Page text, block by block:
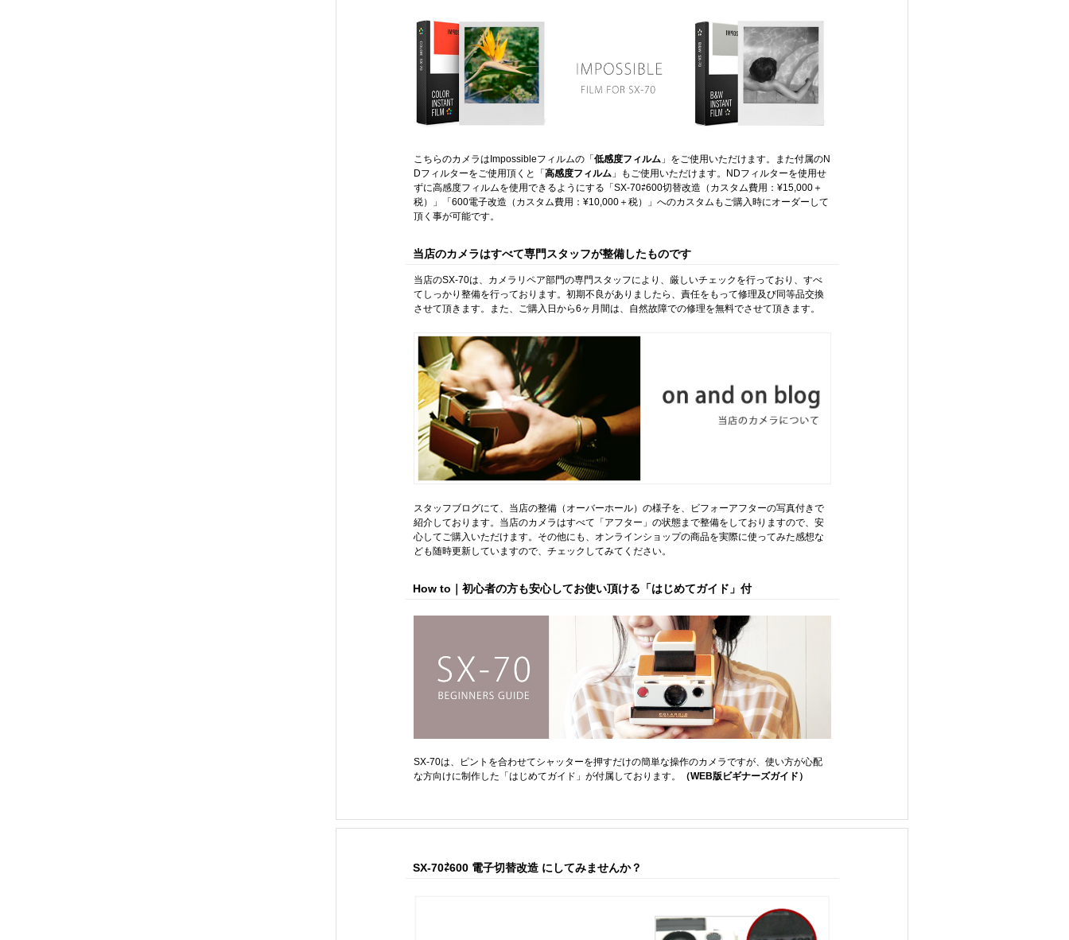
こちらのカメラはImpossibleフィルムの「低感度フィルム 」をご使用いただけます。また付属のN
Dフィルターをご使用頂くと「高感度フィルム 」もご使用いただけます。NDフィルターを使用せ
ずに高感度フィルムを使用できるようにする「SX-70⇄600切替改造（カスタム費用：¥15,000＋
税）」「600電子改造（カスタム費用：¥10,000＋税）」へのカスタムもご購入時にオーダーして
頂く事が可能です。
当店のカメラはすべて専門スタッフが整備したものです
当店のSX-70は、カメラリペア部門の専門スタッフにより、厳しいチェックを行っており、すべ
てしっかり整備を行っております。初期不良がありましたら、責任をもって修理及び同等品交換
させて頂きます。また、ご購入日から6ヶ月間は、自然故障での修理を無料でさせて頂きます。
スタッフブログにて、当店の整備（オーバーホール）の様子を、ビフォーアフターの写真付きで
紹介しております。当店のカメラはすべて「アフター」の状態まで整備をしておりますので、安
心してご購入いただけます。その他にも、オンラインショップの商品を実際に使ってみた感想な
ども随時更新していますので、チェックしてみてください。
How to｜初心者の方も安心してお使い頂ける「はじめてガイド」付
SX-70は、ピントを合わせてシャッターを押すだけの簡単な操作のカメラですが、使い方が心配
な方向けに制作した「はじめてガイド」が付属しております。
（WEB版ビギナーズガイド）
SX-70⇄600 電子切替改造 にしてみませんか？